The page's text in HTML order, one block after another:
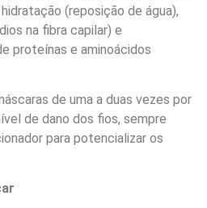
(reposição de água),
na fibra capilar) e
proteínas e aminoácidos
de uma a duas vezes por
de dano dos fios, sempre
para potencializar os